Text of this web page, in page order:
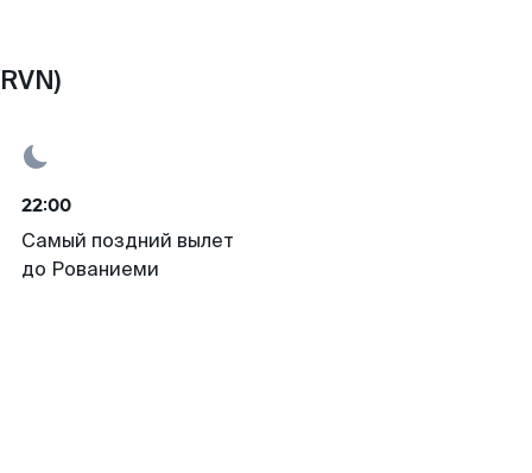
22:00
Самый поздний вылет
до Рованиеми